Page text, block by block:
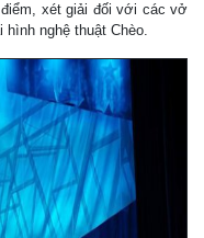
điểm, xét giải đối với các vở
nghệ thuật Chèo.